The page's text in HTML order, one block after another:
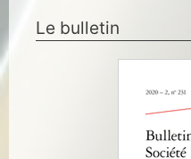
Le bulletin